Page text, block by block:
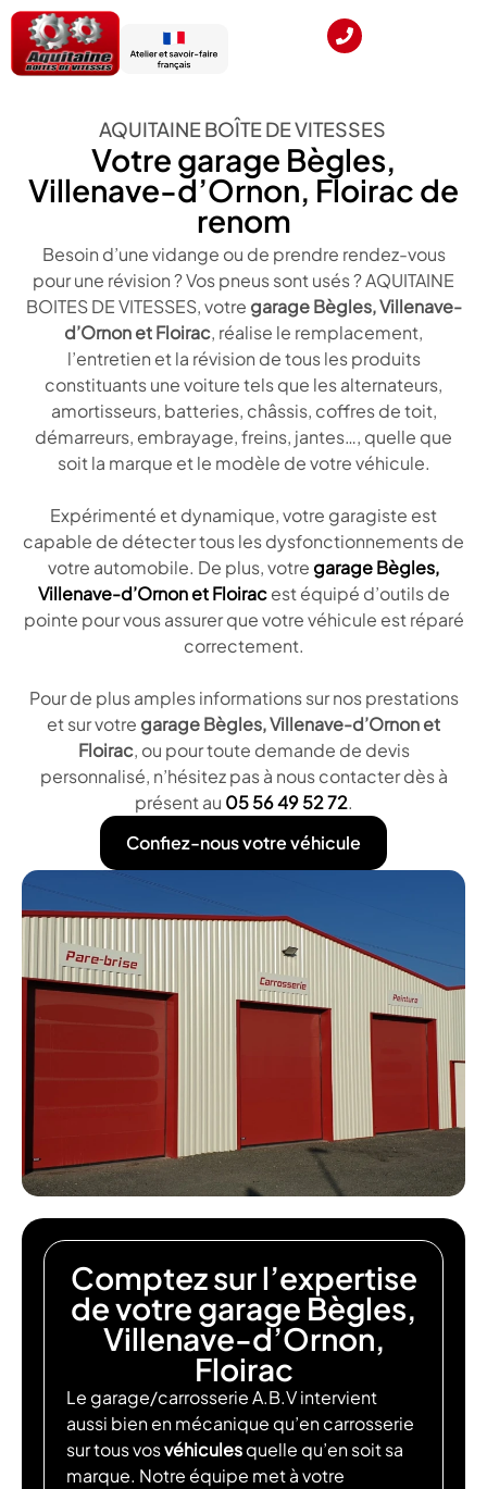
AQUITAINE BOÎTE DE VITESSES
Votre garage Bègles,
Villenave-d’Ornon, Floirac de
renom
Besoin d’une vidange ou de prendre rendez-vous
pour une révision ? Vos pneus sont usés ? AQUITAINE
BOITES DE VITESSES, votre garage Bègles, Villenave-
d’Ornon et Floirac, réalise le remplacement,
l’entretien et la révision de tous les produits
constituants une voiture tels que les alternateurs,
amortisseurs, batteries, châssis, coffres de toit,
démarreurs, embrayage, freins, jantes…, quelle que
soit la marque et le modèle de votre véhicule.
Expérimenté et dynamique, votre garagiste est
capable de détecter tous les dysfonctionnements de
votre automobile. De plus, votre garage Bègles,
Villenave-d’Ornon et Floiracest équipé d’outils de
pointe pour vous assurer que votre véhicule est réparé
correctement.
Pour de plus amples informations sur nos prestations
et sur votre garage Bègles, Villenave-d’Ornon et
Floirac, ou pour toute demande de devis
personnalisé, n’hésitez pas à nous contacter dès à
présent au 05 56 49 52 72.
Confiez-nous votre véhicule
Comptez sur l’expertise
de votre garage Bègles,
Villenave-d’Ornon,
Floirac
Le garage/carrosserie A.B.V intervient
aussi bien en mécanique qu’en carrosserie
sur tous vosvéhiculesquelle qu’en soit sa
marque. Notre équipe met à votre